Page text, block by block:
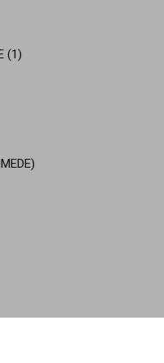
(1)
des